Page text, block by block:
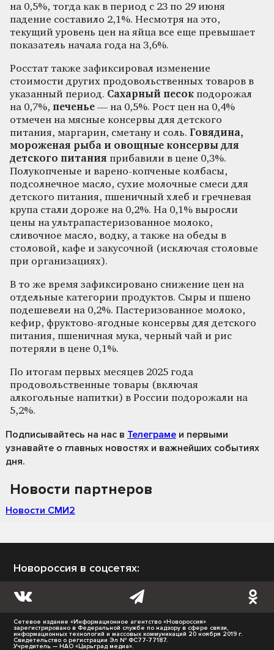
на 0,5%, тогда как в период с 23 по 29 июня
падение составило 2,1%. Несмотря на это,
текущий уровень цен на яйца все еще превышает
показатель начала года на 3,6%.
Росстат также зафиксировал изменение
стоимости других продовольственных товаров в
указанный период. Сахарный песок подорожал
на 0,7%, печенье — на 0,5%. Рост цен на 0,4%
отмечен на мясные консервы для детского
питания, маргарин, сметану и соль. Говядина,
мороженая рыба и овощные консервы для
детского питания прибавили в цене 0,3%.
Полукопченые и варено-копченые колбасы,
подсолнечное масло, сухие молочные смеси для
детского питания, пшеничный хлеб и гречневая
крупа стали дороже на 0,2%. На 0,1% выросли
цены на ультрапастеризованное молоко,
сливочное масло, водку, а также на обеды в
столовой, кафе и закусочной (исключая столовые
при организациях).
В то же время зафиксировано снижение цен на
отдельные категории продуктов. Сыры и пшено
подешевели на 0,2%. Пастеризованное молоко,
кефир, фруктово-ягодные консервы для детского
питания, пшеничная мука, черный чай и рис
потеряли в цене 0,1%.
По итогам первых месяцев 2025 года
продовольственные товары (включая
алкогольные напитки) в России подорожали на
5,2%.
Подписывайтесь на нас в Телеграме и первыми
узнавайте о главных новостях и важнейших событиях
дня.
Новости партнеров
Новости СМИ2
Новороссия в соцсетях:
Сетевое издание «Информационное агентство «Новороссия»
зарегистрировано в Федеральной службе по надзору в сфере связи,
информационных технологий и массовых коммуникаций 20 ноября 2019 г.
Свидетельство о регистрации Эл № ФС77-77187.
Учредитель — НАО «Царьград медиа».